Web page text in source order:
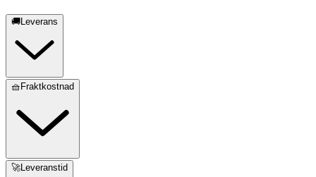
🚚Leverans
🧺Fraktkostnad
🚀Leveranstid